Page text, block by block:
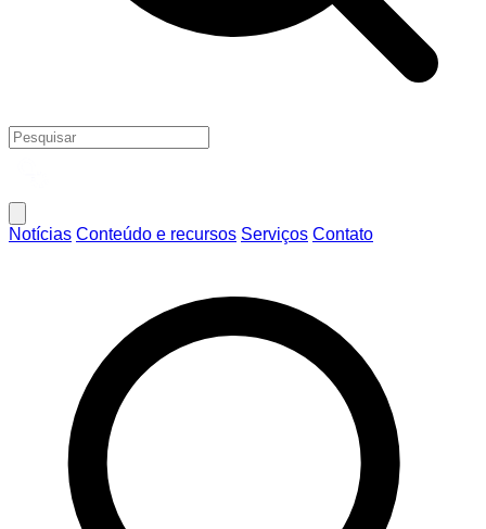
Notícias Conteúdo e recursos Serviços Contato